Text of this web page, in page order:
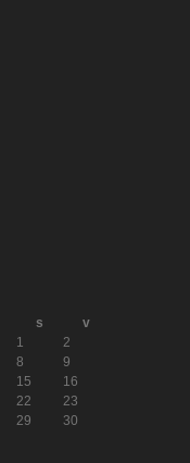
s
v
1
2
8
9
15
16
22
23
29
30